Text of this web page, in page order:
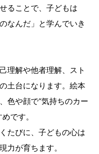
ることで、子どもは
なんだ」と学んでいき
理解や他者理解、スト
土台になります。絵本
色や顔で“気持ちのカー
です。
たびに、子どもの心は
力が育ちます。